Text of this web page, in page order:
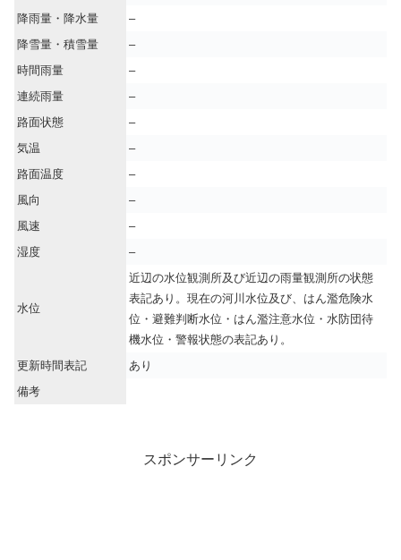
降雨量・降水量
–
降雪量・積雪量
–
時間雨量
–
連続雨量
–
路面状態
–
気温
–
路面温度
–
風向
–
風速
–
湿度
–
水位
近辺の水位観測所及び近辺の雨量観測所の状態
表記あり。現在の河川水位及び、はん濫危険水
位・避難判断水位・はん濫注意水位・水防団待
機水位・警報状態の表記あり。
更新時間表記
あり
備考
スポンサーリンク